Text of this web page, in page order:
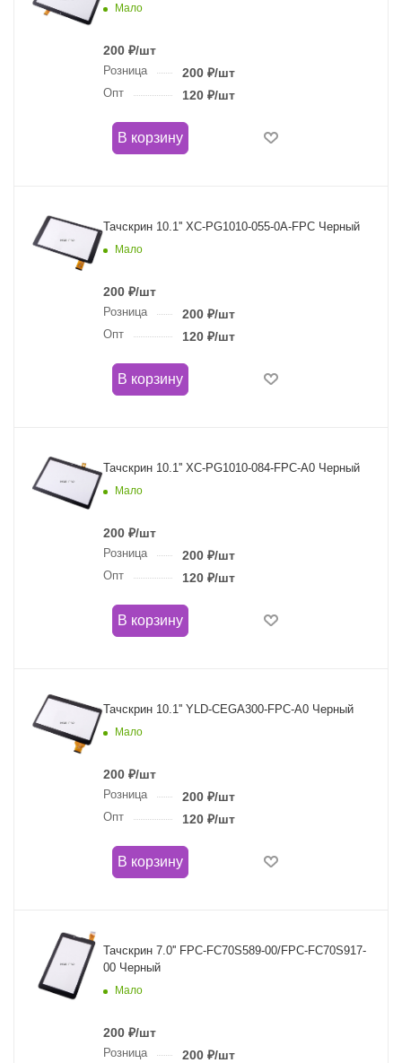
Мало
200 ₽/шт
Розница 200₽/шт
Опт 120₽/шт
В корзину
Тачскрин 10.1'' XC-PG1010-055-0A-FPC Черный
Мало
200 ₽/шт
Розница 200₽/шт
Опт 120₽/шт
В корзину
Тачскрин 10.1'' XC-PG1010-084-FPC-A0 Черный
Мало
200 ₽/шт
Розница 200₽/шт
Опт 120₽/шт
В корзину
Тачскрин 10.1'' YLD-CEGA300-FPC-A0 Черный
Мало
200 ₽/шт
Розница 200₽/шт
Опт 120₽/шт
В корзину
Тачскрин 7.0'' FPC-FC70S589-00/FPC-FC70S917-
00 Черный
Мало
200 ₽/шт
Розница 200₽/шт